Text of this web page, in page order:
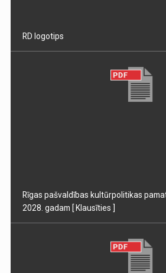
RD logotips
Rīgas pašvaldības kultūrpolitikas
2028. gadam [ Klausīties ]